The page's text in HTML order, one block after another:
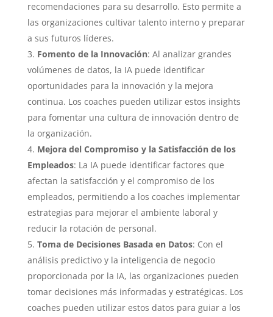
recomendaciones para su desarrollo. Esto permite a
las organizaciones cultivar talento interno y preparar
a sus futuros líderes.
Fomento de la Innovación: Al analizar grandes
volúmenes de datos, la IA puede identificar
oportunidades para la innovación y la mejora
continua. Los coaches pueden utilizar estos insights
para fomentar una cultura de innovación dentro de
la organización.
Mejora del Compromiso y la Satisfacción de los
Empleados: La IA puede identificar factores que
afectan la satisfacción y el compromiso de los
empleados, permitiendo a los coaches implementar
estrategias para mejorar el ambiente laboral y
reducir la rotación de personal.
Toma de Decisiones Basada en Datos: Con el
análisis predictivo y la inteligencia de negocio
proporcionada por la IA, las organizaciones pueden
tomar decisiones más informadas y estratégicas. Los
coaches pueden utilizar estos datos para guiar a los